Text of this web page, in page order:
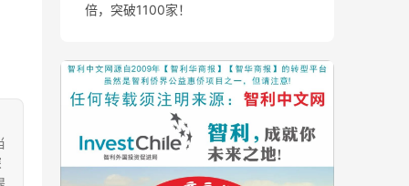
倍，突破1100家！